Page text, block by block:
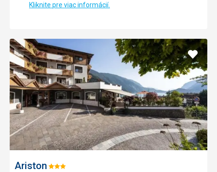
Kliknite pre viac informácií.
Ariston Hodnotenie:
Pridať
do